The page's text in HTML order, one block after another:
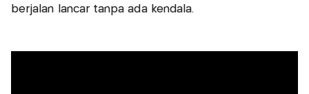
berjalan lancar tanpa ada kendala.